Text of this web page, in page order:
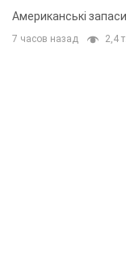
Американські
7 часов назад 2,4 т.